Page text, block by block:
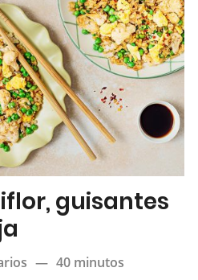
guisantes
— 40 minutos